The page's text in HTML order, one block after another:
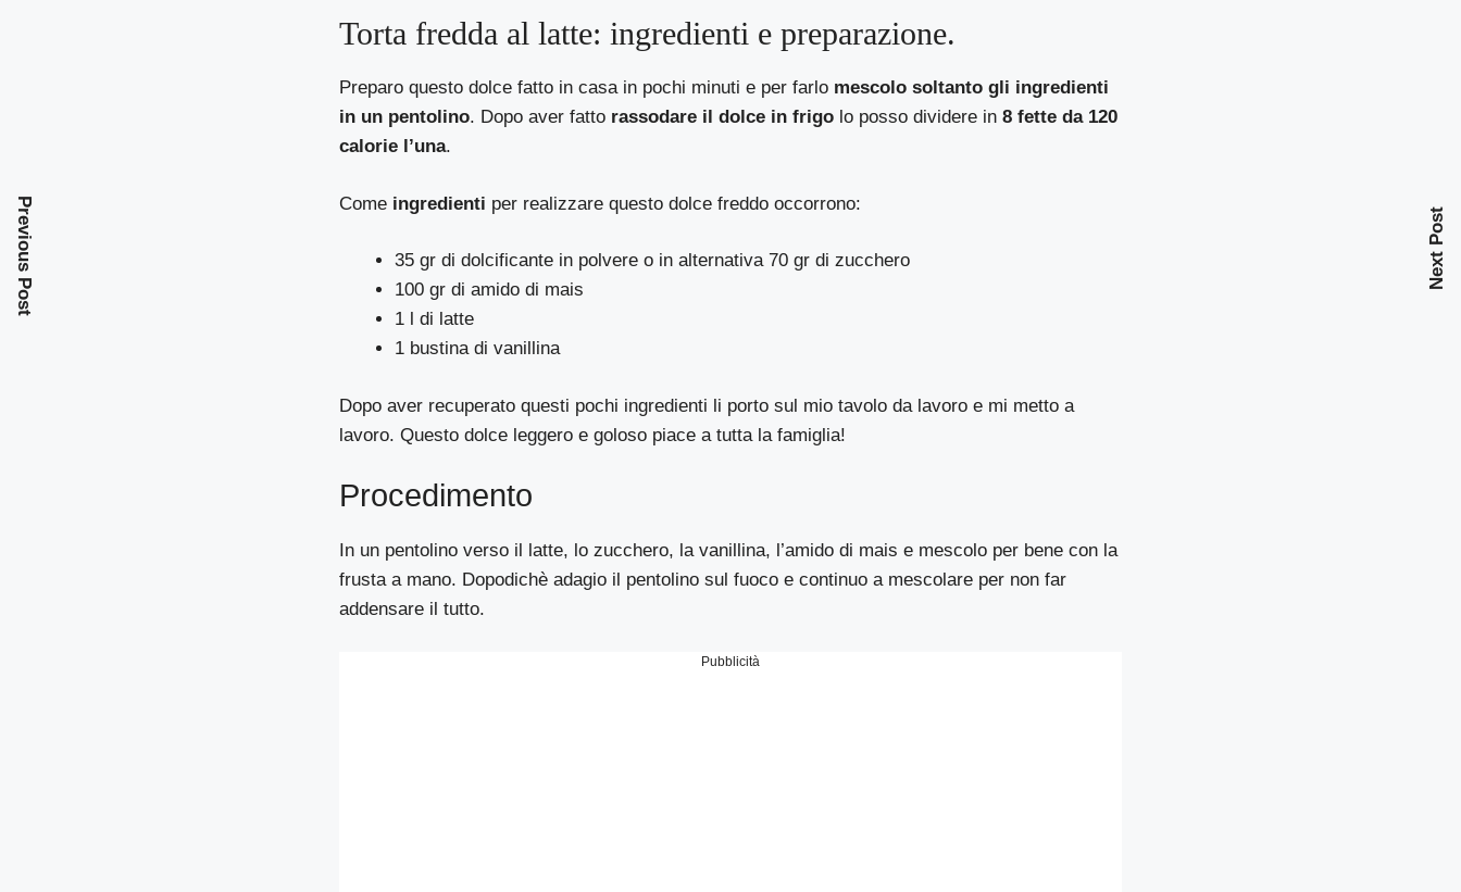
Torta fredda al latte: ingredienti e preparazione.
Preparo questo dolce fatto in casa in pochi minuti e per farlo mescolo soltanto gli ingredienti
in un pentolino. Dopo aver fatto rassodare il dolce in frigo lo posso dividere in8 fette da 120
calorie l’una.
Come ingredienti per realizzare questo dolce freddo occorrono:
35 gr di dolcificante in polvere o in alternativa 70 gr di zucchero
100 gr di amido di mais
1 l di latte
1 bustina di vanillina
Dopo aver recuperato questi pochi ingredienti li porto sul mio tavolo da lavoro e mi metto a
lavoro. Questo dolce leggero e goloso piace a tutta la famiglia!
Procedimento
In un pentolino verso il latte, lo zucchero, la vanillina, l’amido di mais e mescolo per bene con la
frusta a mano. Dopodichè adagio il pentolino sul fuoco e continuo a mescolare per non far
addensare il tutto.
Pubblicità
Previous Post Next Post